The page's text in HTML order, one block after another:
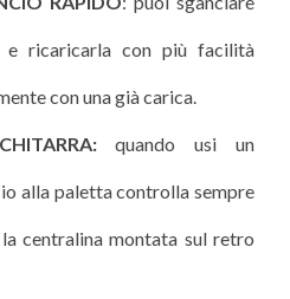
e ricaricarla con più facilità
con una già carica.
quando usi un
alla paletta controlla sempre
centralina montata sul retro